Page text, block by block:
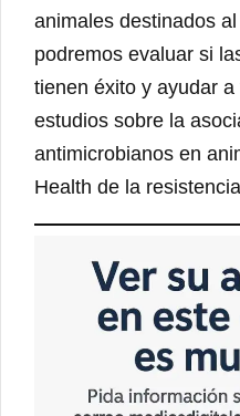
animales destinados
podremos evaluar si
tienen éxito y ayudar
estudios sobre la
antimicrobianos en
Health de la